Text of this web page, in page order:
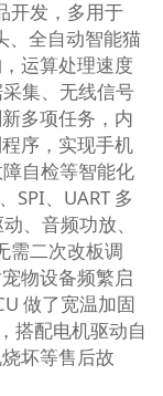
开发，多用于
、全自动智能猫
运算处理速度
集、无线信号
多项任务，内
序，实现手机
自检等智能化
SPI、UART 多
、音频功放、
需二次改板调
物设备频繁启
做了宽温加固
搭配电机驱动自
坏等售后故